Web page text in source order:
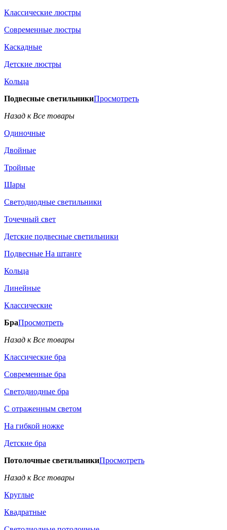
Классические люстры
Современные люстры
Каскадные
Детские люстры
Кольца
Подвесные светильникиПросмотреть
Назад к Все товары
Одиночные
Двойные
Тройные
Шары
Светодиодные светильники
Точечный свет
Детские подвесные светильники
Подвесные На штанге
Кольца
Линейные
Классические
БраПросмотреть
Назад к Все товары
Классические бра
Современные бра
Светодиодные бра
С отраженным светом
На гибкой ножке
Детские бра
Потолочные светильникиПросмотреть
Назад к Все товары
Круглые
Квадратные